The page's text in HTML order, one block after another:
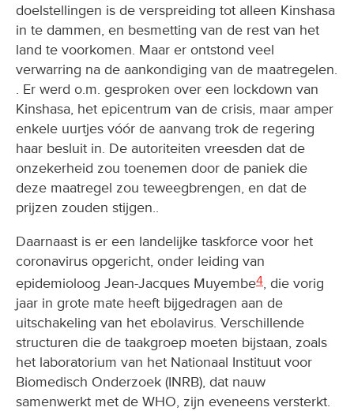
doelstellingen is de verspreiding tot alleen Kinshasa
in te dammen, en besmetting van de rest van het
land te voorkomen. Maar er ontstond veel
verwarring na de aankondiging van de maatregelen.
. Er werd o.m. gesproken over een lockdown van
Kinshasa, het epicentrum van de crisis, maar amper
enkele uurtjes vóór de aanvang trok de regering
haar besluit in. De autoriteiten vreesden dat de
onzekerheid zou toenemen door de paniek die
deze maatregel zou teweegbrengen, en dat de
prijzen zouden stijgen..
Daarnaast is er een landelijke taskforce voor het
coronavirus opgericht, onder leiding van
epidemioloog Jean-Jacques Muyembe4, die vorig
jaar in grote mate heeft bijgedragen aan de
uitschakeling van het ebolavirus. Verschillende
structuren die de taakgroep moeten bijstaan, zoals
het laboratorium van het Nationaal Instituut voor
Biomedisch Onderzoek (INRB), dat nauw
samenwerkt met de WHO, zijn eveneens versterkt.